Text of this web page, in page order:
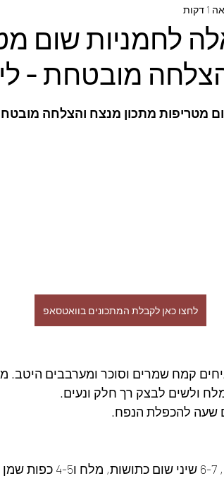
לחמניות שום
מובטחת -
מטריפות מתכון מנצח והצלחה
לחצו כאן לקבלת המתכונים בוואטסאפ
קמח שמרים וסוכר ומערבבים היטב.
ולשים לבצק רך חלק ונעים.
שעה להכפלת הנפח.